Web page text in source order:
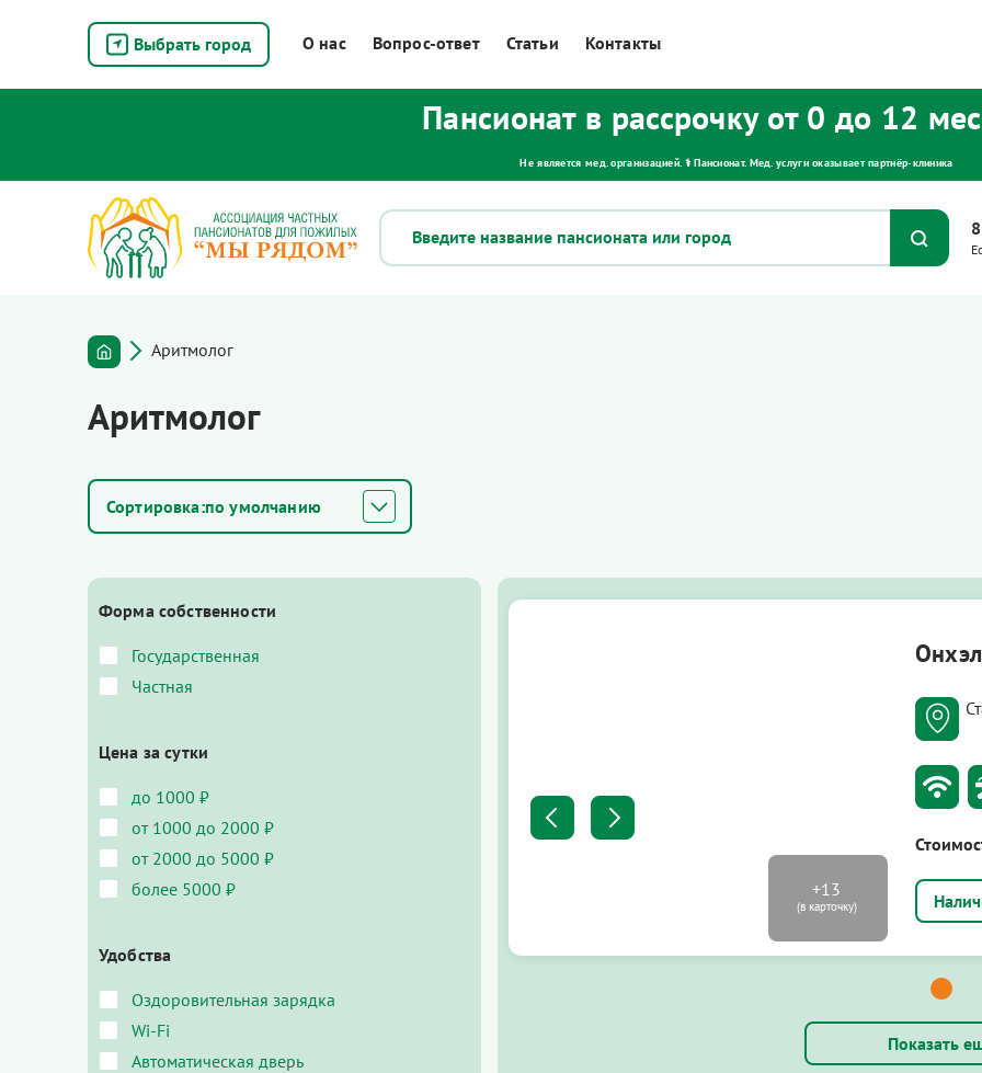
Выбрать город О нас Вопрос-ответ Статьи Контакты
Пансионат в рассрочку от 0 до 12
Не является мед. организацией. ⚕ Пансионат. Мед. услуги оказывает партнёр‑клиника
Аритмолог
Аритмолог
по умолчанию
Показать
Форма собственности
Государственная
Частная
Цена за сутки
до 1000 ₽
от 1000 до 2000 ₽
от 2000 до 5000 ₽
более 5000 ₽
Удобства
Оздоровительная зарядка
Wi-Fi
Автоматическая дверь